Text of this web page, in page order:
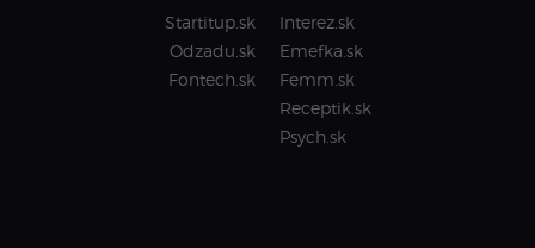
Startitup.sk
Odzadu.sk
Fontech.sk
Interez.sk
Emefka.sk
Femm.sk
Receptik.sk
Psych.sk